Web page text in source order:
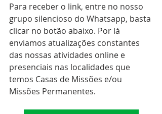
Para receber o link, entre no nosso
grupo silencioso do Whatsapp, basta
clicar no botão abaixo. Por lá
enviamos atualizações constantes
das nossas atividades online e
presenciais nas localidades que
temos Casas de Missões e/ou
Missões Permanentes.